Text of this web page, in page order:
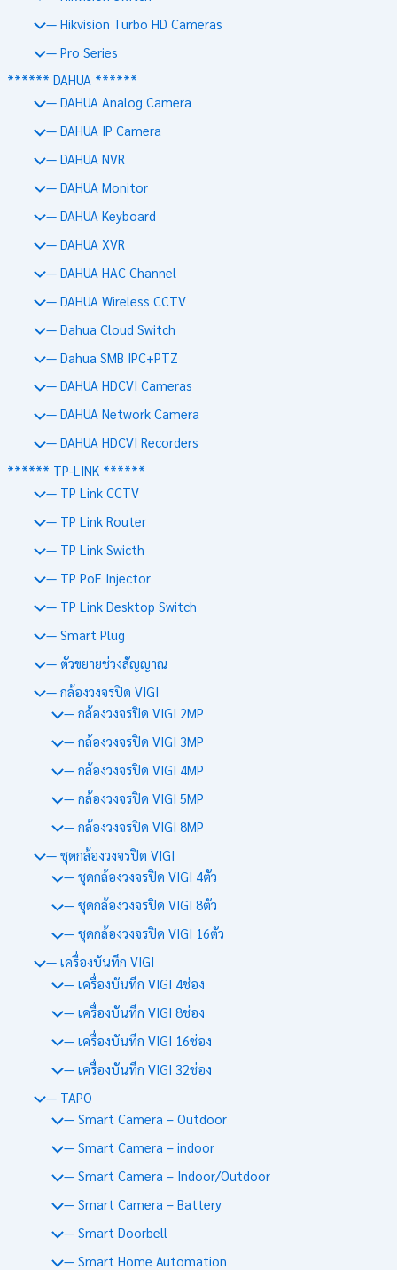
— Hikvision Turbo HD Cameras
— Pro Series
****** DAHUA ******
— DAHUA Analog Camera
— DAHUA IP Camera
— DAHUA NVR
— DAHUA Monitor
— DAHUA Keyboard
— DAHUA XVR
— DAHUA HAC Channel
— DAHUA Wireless CCTV
— Dahua Cloud Switch
— Dahua SMB IPC+PTZ
— DAHUA HDCVI Cameras
— DAHUA Network Camera
— DAHUA HDCVI Recorders
****** TP-LINK ******
— TP Link CCTV
— TP Link Router
— TP Link Swicth
— TP PoE Injector
— TP Link Desktop Switch
— Smart Plug
— ตัวขยายช่วงสัญญาณ
— กล้องวงจรปิด VIGI
— กล้องวงจรปิด VIGI 2MP
— กล้องวงจรปิด VIGI 3MP
— กล้องวงจรปิด VIGI 4MP
— กล้องวงจรปิด VIGI 5MP
— กล้องวงจรปิด VIGI 8MP
— ชุดกล้องวงจรปิด VIGI
— ชุดกล้องวงจรปิด VIGI 4ตัว
— ชุดกล้องวงจรปิด VIGI 8ตัว
— ชุดกล้องวงจรปิด VIGI 16ตัว
— เครื่องบันทึก VIGI
— เครื่องบันทึก VIGI 4ช่อง
— เครื่องบันทึก VIGI 8ช่อง
— เครื่องบันทึก VIGI 16ช่อง
— เครื่องบันทึก VIGI 32ช่อง
— TAPO
— Smart Camera – Outdoor
— Smart Camera – indoor
— Smart Camera – Indoor/Outdoor
— Smart Camera – Battery
— Smart Doorbell
— Smart Home Automation